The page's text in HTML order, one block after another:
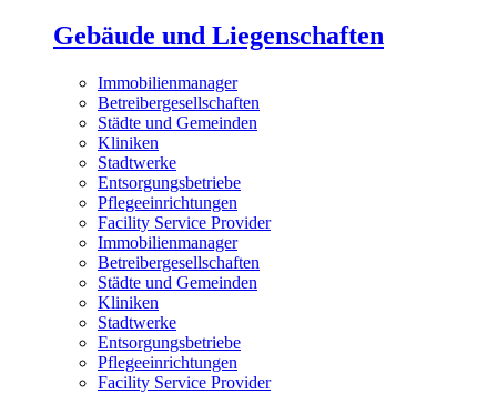
Gebäude und Liegenschaften
Immobilienmanager
Betreibergesellschaften
Städte und Gemeinden
Kliniken
Stadtwerke
Entsorgungsbetriebe
Pflegeeinrichtungen
Facility Service Provider
Immobilienmanager
Betreibergesellschaften
Städte und Gemeinden
Kliniken
Stadtwerke
Entsorgungsbetriebe
Pflegeeinrichtungen
Facility Service Provider